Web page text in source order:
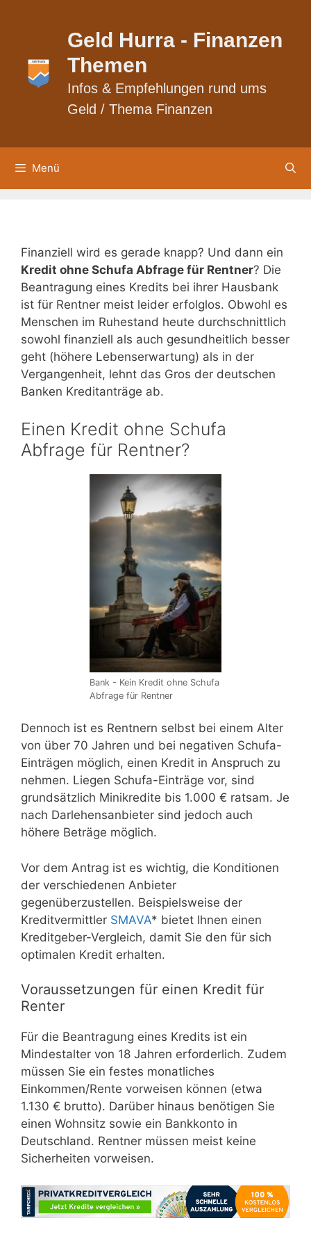
Geld Hurra - Finanzen
Themen
Infos & Empfehlungen rund ums
Geld / Thema Finanzen
Menü
Finanziell wird es gerade knapp? Und dann ein
Kredit ohne Schufa Abfrage für Rentner? Die
Beantragung eines Kredits bei ihrer Hausbank
ist für Rentner meist leider erfolglos. Obwohl es
Menschen im Ruhestand heute durchschnittlich
sowohl finanziell als auch gesundheitlich besser
geht (höhere Lebenserwartung) als in der
Vergangenheit, lehnt das Gros der deutschen
Banken Kreditanträge ab.
Einen Kredit ohne Schufa
Abfrage für Rentner?
Bank - Kein Kredit ohne Schufa
Abfrage für Rentner
Dennoch ist es Rentnern selbst bei einem Alter
von über 70 Jahren und bei negativen Schufa-
Einträgen möglich, einen Kredit in Anspruch zu
nehmen. Liegen Schufa-Einträge vor, sind
grundsätzlich Minikredite bis 1.000 € ratsam. Je
nach Darlehensanbieter sind jedoch auch
höhere Beträge möglich.
Vor dem Antrag ist es wichtig, die Konditionen
der verschiedenen Anbieter
gegenüberzustellen. Beispielsweise der
Kreditvermittler SMAVA* bietet Ihnen einen
Kreditgeber-Vergleich, damit Sie den für sich
optimalen Kredit erhalten.
Voraussetzungen für einen Kredit für
Renter
Für die Beantragung eines Kredits ist ein
Mindestalter von 18 Jahren erforderlich. Zudem
müssen Sie ein festes monatliches
Einkommen/Rente vorweisen können (etwa
1.130 € brutto). Darüber hinaus benötigen Sie
einen Wohnsitz sowie ein Bankkonto in
Deutschland. Rentner müssen meist keine
Sicherheiten vorweisen.